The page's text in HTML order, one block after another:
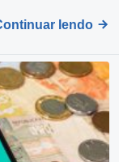
lendo